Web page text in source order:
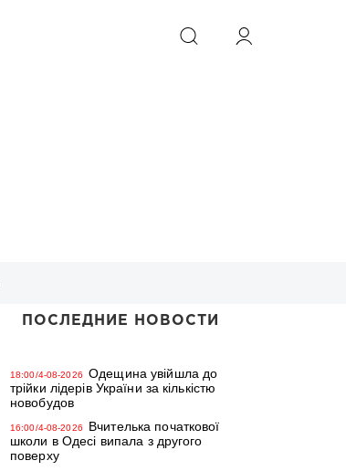
ИСКАТЬ
ПОСЛЕДНИЕ НОВОСТИ
18:00/4-08-2026
Одещина увійшла до
трійки лідерів України за кількістю
новобудов
16:00/4-08-2026
Вчителька початкової
школи в Одесі випала з другого
поверху